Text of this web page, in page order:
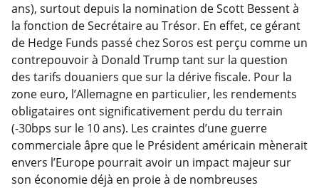
ans), surtout depuis la nomination de Scott Bessent à
la fonction de Secrétaire au Trésor. En effet, ce gérant
de Hedge Funds passé chez Soros est perçu comme un
contrepouvoir à Donald Trump tant sur la question
des tarifs douaniers que sur la dérive fiscale. Pour la
zone euro, l’Allemagne en particulier, les rendements
obligataires ont significativement perdu du terrain
(-30bps sur le 10 ans). Les craintes d’une guerre
commerciale âpre que le Président américain mènerait
envers l’Europe pourrait avoir un impact majeur sur
son économie déjà en proie à de nombreuses